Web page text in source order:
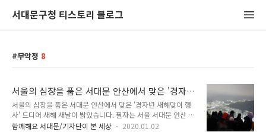
서대문구청 티스토리 블로그
무악정 8
서울의 심장을 품은 서대문 안산에서 맞은 '경자
년 새해맞이 행사'
서울의 심장을 품은 서대문 안산에서 맞은 '경자년 새해맞이 행
사' 드디어 새해 새날이 밝았습니다. 필자는 서울 서대문 안산 봉
수대에서 열린 새해맞이 행사에 다녀왔는데요. 서울 서대문 안산
함께해요 서대문/기자단이 본 세상 2020.01.02